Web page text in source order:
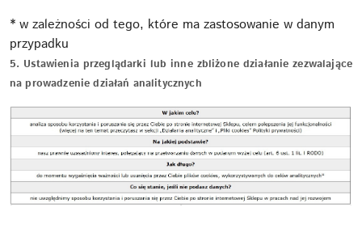
* w zależności od tego, które ma zastosowanie w danym
przypadku
5. Ustawienia przeglądarki lub inne zbliżone działanie zezwalające
na prowadzenie działań analitycznych